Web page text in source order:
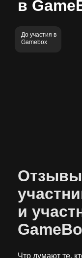
До участия в
Gamebox
в
Отзывы
и
Что думают те,